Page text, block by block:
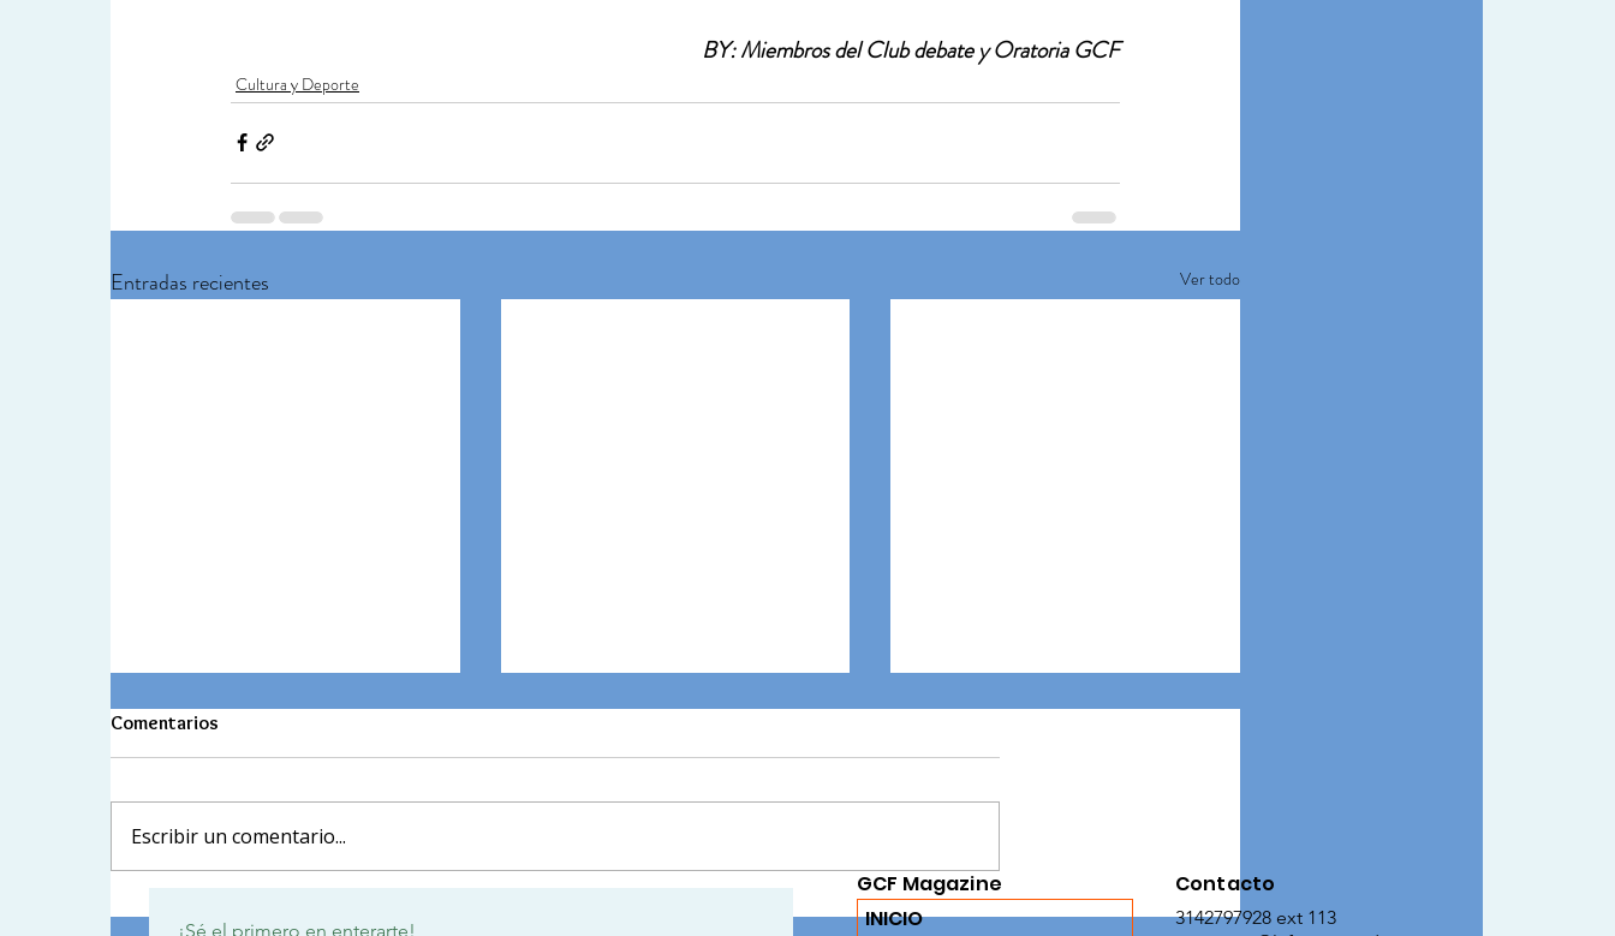
BY: Miembros del Club debate y Oratoria GCF
Cultura y Deporte
Entradas recientes Ver todo
Tercer Encuentro Intercultural:
Celebración De Los
Comentarios
Escribir un comentario...
¡Sé el primero en enterarte!
GCF Magazine
INICIO
Contacto
3142797928 ext 113